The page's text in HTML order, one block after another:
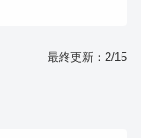
最終更新：2/15